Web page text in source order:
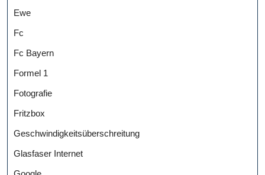
Ewe
Fc
Fc Bayern
Formel 1
Fotografie
Fritzbox
Geschwindigkeitsüberschreitung
Glasfaser Internet